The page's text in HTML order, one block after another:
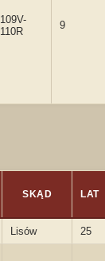
109V-
110R
9
SKĄD LAT
Lisów 25